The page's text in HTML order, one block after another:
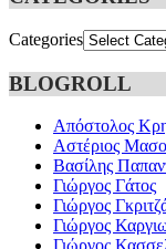
Categories
BLOGROLL
Απόστολος
Αστέριος
Βασίλης
Γιώργος Γάτος
Γιώργος
Γιώργος